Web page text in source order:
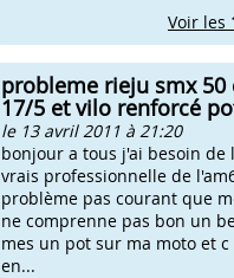
Voir les
probleme rieju smx 50
17/5 et vilo renforcé
le 13 avril 2011 à 21:20
bonjour a tous j'ai besoin de
vrais professionnelle de
problème pas courant que
ne comprenne pas bon un
mes un pot sur ma moto et
en...